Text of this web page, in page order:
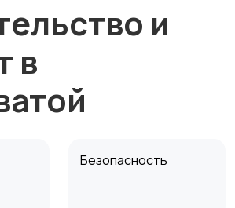
и
в
Безопасность